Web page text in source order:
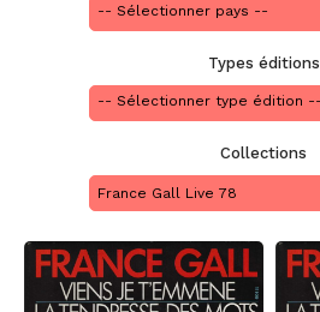
Types éditions
Collections
France Gall Live 78